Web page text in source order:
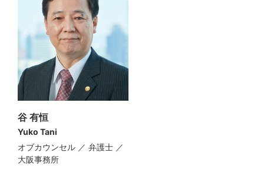
谷 有恒
Yuko Tani
オブカウンセル ／ 弁護士 ／
大阪事務所